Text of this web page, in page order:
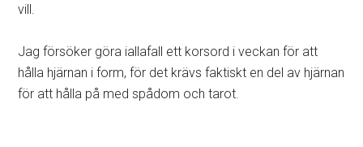
vill.
Jag försöker göra iallafall ett korsord i veckan för att
hålla hjärnan i form, för det krävs faktiskt en del av hjärnan
för att hålla på med spådom och tarot.